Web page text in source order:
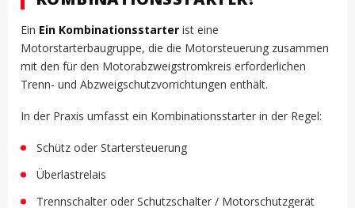
Ein Ein Kombinationsstarter ist eine
Motorstarterbaugruppe, die die Motorsteuerung zusammen
mit den für den Motorabzweigstromkreis erforderlichen
Trenn- und Abzweigschutzvorrichtungen enthält.
In der Praxis umfasst ein Kombinationsstarter in der Regel:
Schütz oder Startersteuerung
Überlastrelais
Trennschalter oder Schutzschalter / Motorschutzgerät